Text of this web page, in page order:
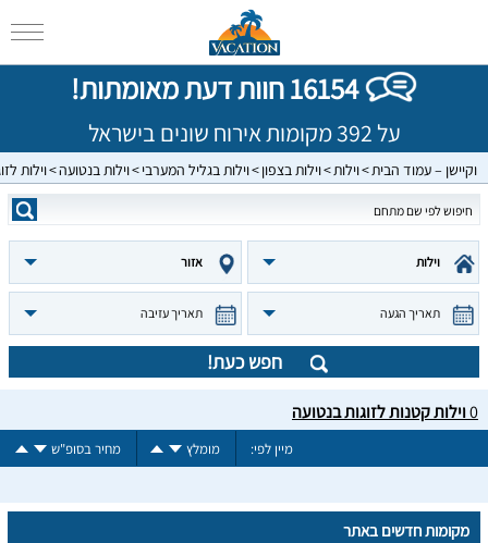
16154 חוות דעת מאומתות!
על 392 מקומות אירוח שונים בישראל
וקיישן – עמוד הבית וילות וילות בצפון וילות בגליל המערבי וילות בנטועה וילות
וילות אזור
תאריך הגעה תאריך עזיבה
חפש כעת!
0וילות קטנות לזוגות בנטועה
מיין לפי: מומלץ מחיר בסופ"ש
מקומות חדשים באתר